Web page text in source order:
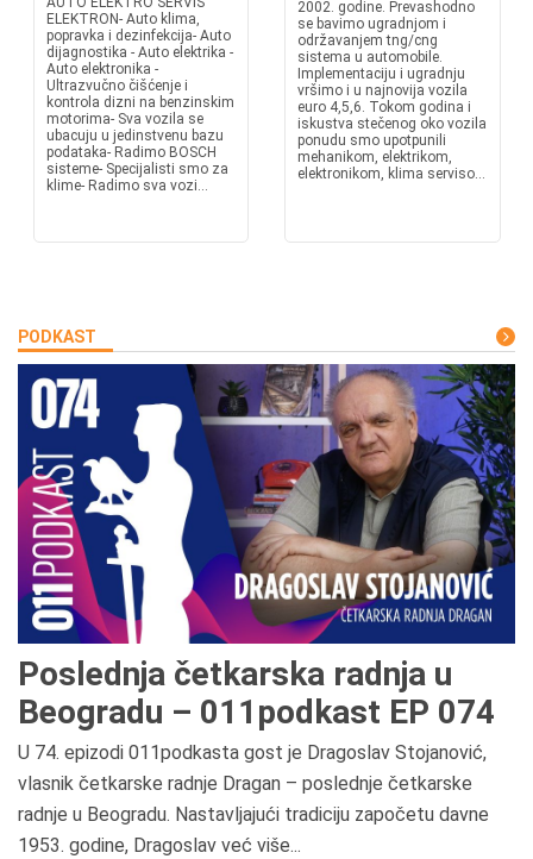
ELEKTRON- Auto klima,
popravka i dezinfekcija- Auto
dijagnostika - Auto elektrika -
Auto elektronika -
Ultrazvučno čišćenje i
kontrola dizni na benzinskim
motorima- Sva vozila se
ubacuju u jedinstvenu bazu
podataka- Radimo BOSCH
sisteme- Specijalisti smo za
klime- Radimo sva vozi...
2002. godine. Prevashodno
se bavimo ugradnjom i
održavanjem tng/cng
sistema u automobile.
Implementaciju i ugradnju
vršimo i u najnovija vozila
euro 4,5,6. Tokom godina i
iskustva stečenog oko vozila
ponudu smo upotpunili
mehanikom, elektrikom,
elektronikom, klima serviso...
PODKAST
Poslednja četkarska radnja u
Beogradu – 011podkast EP 074
U 74. epizodi 011podkasta gost je Dragoslav Stojanović,
vlasnik četkarske radnje Dragan – poslednje četkarske
radnje u Beogradu. Nastavljajući tradiciju započetu davne
1953. godine, Dragoslav već više...